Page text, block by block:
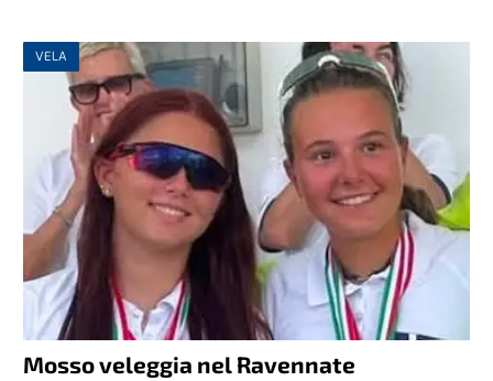
VELA
Mosso veleggia nel Ravennate